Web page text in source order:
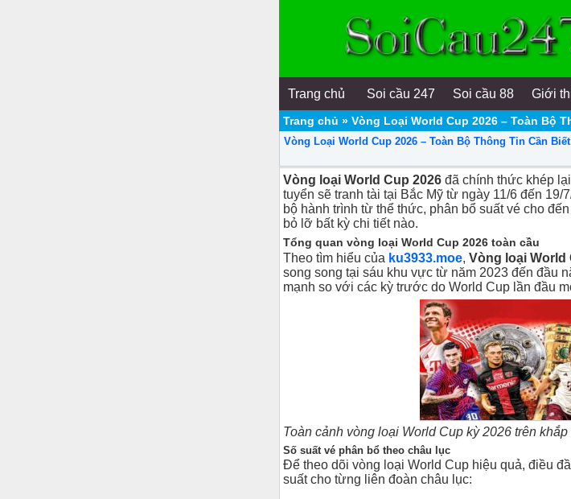
Trang chủ Soi cầu 247 Soi cầu 88 Giới
Trang chủ » Vòng Loại World Cup 2026 – Toàn Bộ
Vòng Loại World Cup 2026 – Toàn Bộ Thông Tin Cần Biết
Vòng loại World Cup 2026 đã chính thức khép
tuyển sẽ tranh tài tại Bắc Mỹ từ ngày 11/6 đến
bộ hành trình từ thể thức, phân bổ suất vé cho
bỏ lỡ bất kỳ chi tiết nào.
Tổng quan vòng loại World Cup 2026 toàn cầu
Theo tìm hiểu của ku3933.moe, Vòng loại World
song song tại sáu khu vực từ năm 2023 đến đầu
mạnh so với các kỳ trước do World Cup lần đầu
Toàn cảnh vòng loại World Cup kỳ 2026 trên
Số suất vé phân bổ theo châu lục
Để theo dõi vòng loại World Cup hiệu quả, điều
suất cho từng liên đoàn châu lục: